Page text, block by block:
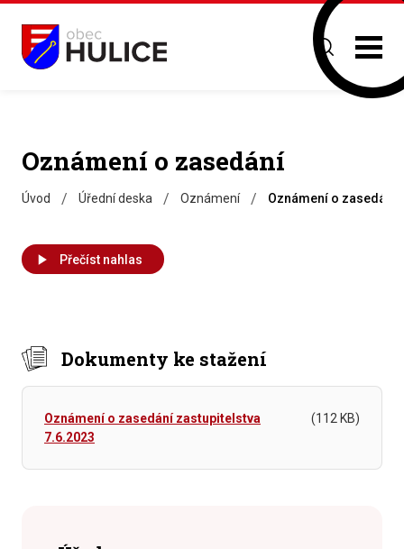
Oznámení o zasedání
Úvod / Úřední deska / Oznámení / Oznámení o zasedání
Přečíst nahlas
Dokumenty ke stažení
Oznámení o zasedání zastupitelstva
7.6.2023
(112 KB)